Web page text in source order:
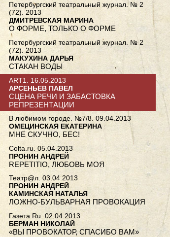
Петербургский театральный журнал. № 2
(72). 2013
ДМИТРЕВСКАЯ МАРИНА
О ФОРМЕ, ТОЛЬКО О ФОРМЕ
Петербургский театральный журнал. № 2
(72). 2013
МАКУХИНА ДАРЬЯ
СТАКАН ВОДЫ
ART1. 16.05.2013
АРСЕНЬЕВ ПАВЕЛ
СЦЕНА РЕЧИ И ЗАБАСТОВКА
РЕПРЕЗЕНТАЦИИ
В любимом городе. №7/8. 09.04.2013
ОМЕЦИНСКАЯ ЕКАТЕРИНА
МНЕ СКУЧНО, БЕС!
Colta.ru. 05.04.2013
ПРОНИН АНДРЕЙ
REPETITIO, ЛЮБОВЬ МОЯ
Театр@л. 03.04.2013
ПРОНИН АНДРЕЙ
КАМИНСКАЯ НАТАЛЬЯ
ЛОЖНО-БУЛЬВАРНАЯ ПРОВОКАЦИЯ
Газета.Ru. 02.04.2013
БЕРМАН НИКОЛАЙ
«ВЫ ПРОВОКАТОР, СПАСИБО ВАМ»